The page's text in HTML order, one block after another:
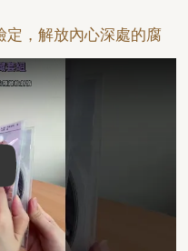
video
定，解放內心深處的腐